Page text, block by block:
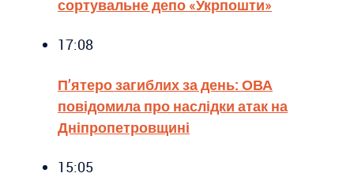
сортувальне депо «Укрпошти»
17:08
П’ятеро загиблих за день: ОВА
повідомила про наслідки атак на
Дніпропетровщині
15:05